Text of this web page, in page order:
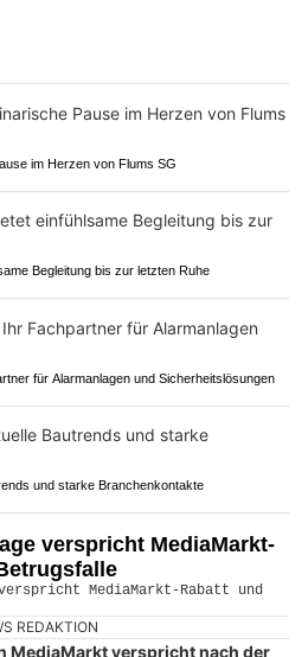
im Herzen von Flums SG
Begleitung bis zur letzten Ruhe
für Alarmanlagen und Sicherheitslösungen
und starke Branchenkontakte
verspricht MediaMarkt-
REDAKTION
MediaMarkt verspricht nach der